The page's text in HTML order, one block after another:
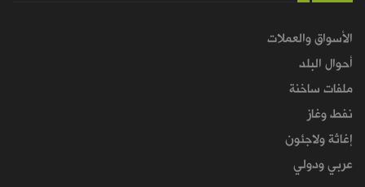
الأسواق والعملات
أحوال البلد
ملفات ساخنة
نفط وغاز
إغاثة ولاجئون
عربي ودولي